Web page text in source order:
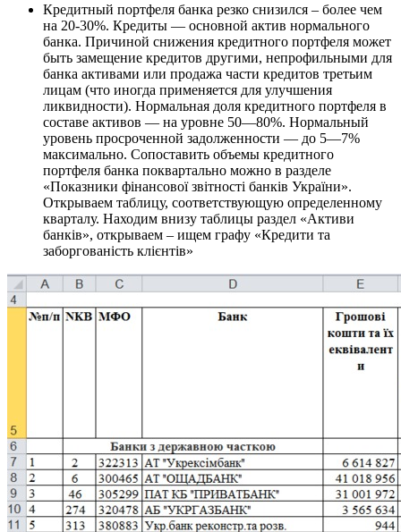
Кредитный портфеля банка резко снизился – более чем
на 20-30%. Кредиты — основной актив нормального
банка. Причиной снижения кредитного портфеля может
быть замещение кредитов другими, непрофильными для
банка активами или продажа части кредитов третьим
лицам (что иногда применяется для улучшения
ликвидности). Нормальная доля кредитного портфеля в
составе активов — на уровне 50—80%. Нормальный
уровень просроченной задолженности — до 5—7%
максимально. Сопоставить объемы кредитного
портфеля банка поквартально можно в разделе
«Показники фінансової звітності банків України».
Открываем таблицу, соответствующую определенному
кварталу. Находим внизу таблицы раздел «Активи
банків», открываем – ищем графу «Кредити та
заборгованість клієнтів»